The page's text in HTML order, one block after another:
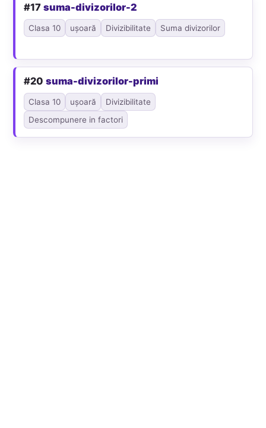
#17suma-divizorilor-2
Clasa 10 ușoară Divizibilitate Suma divizorilor
#20suma-divizorilor-primi
Clasa 10 ușoară
Divizibilitate
Descompunere in factori